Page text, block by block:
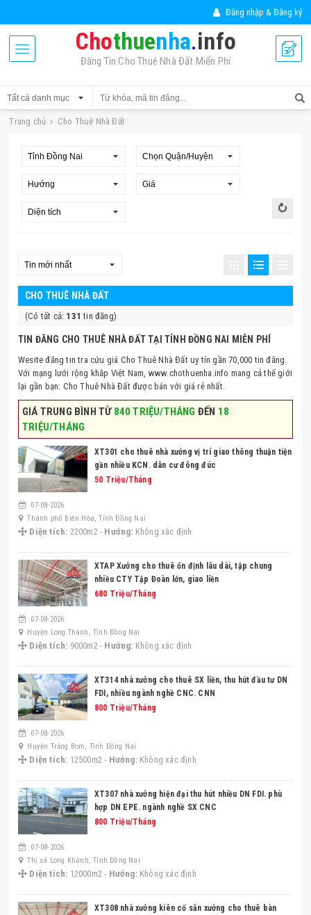
Đăng nhập & Đăng ký
Chothuenha.info
Đăng Tin Cho Thuê Nhà Đất Miển Phí
Trang chủ Cho Thuê Nhà Đất
CHO THUÊ NHÀ ĐẤT
(Có tất cả: 131 tin đăng)
TIN ĐĂNG CHO THUÊ NHÀ ĐẤT TẠI TỈNH ĐỒNG NAI MIỄN PHÍ
Wesite đăng tin tra cứu giá Cho Thuê Nhà Đất uy tín gần 70,000 tin đăng.
Với mạng lưới rộng khắp Việt Nam, www.chothuenha.info mang cả thế giới
lại gần bạn: Cho Thuê Nhà Đất được bán với giá rẻ nhất.
GIÁ TRUNG BÌNH TỪ840 TRIỆU/THÁNG ĐẾN 18
TRIỆU/THÁNG
XT301 cho thuê nhà xưởng vị trí giao thông thuận tiện
gần nhiều KCN. dân cư đông đúc
50 Triệu/Tháng
07-08-2026
Thành phố Biên Hòa, Tỉnh Đồng Nai
Diện tích: 2200m2 - Hướng: Không xác định
XTAP Xưởng cho thuê ổn định lâu dài, tập chung
nhiều CTY Tập Đoàn lớn, giao liền
680 Triệu/Tháng
07-08-2026
Huyện Long Thành, Tỉnh Đồng Nai
Diện tích: 9000m2 - Hướng: Không xác định
XT314 nhà xưởng cho thuê SX liền, thu hút đầu tư DN
FDI, nhiều ngành nghề CNC. CNN
800 Triệu/Tháng
07-08-2026
Huyện Trảng Bom, Tỉnh Đồng Nai
Diện tích: 12500m2 - Hướng: Không xác định
XT307 nhà xưởng hiện đại thu hút nhiều DN FDI. phù
hợp DN EPE. ngành nghề SX CNC
800 Triệu/Tháng
07-08-2026
Thị xã Long Khánh, Tỉnh Đồng Nai
Diện tích: 12000m2 - Hướng: Không xác định
XT308 nhà xưởng kiên cố sẵn xưởng cho thuê bàn